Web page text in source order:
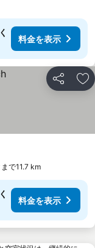
料金を表示
シェア お
で11.7 km
料金を表示